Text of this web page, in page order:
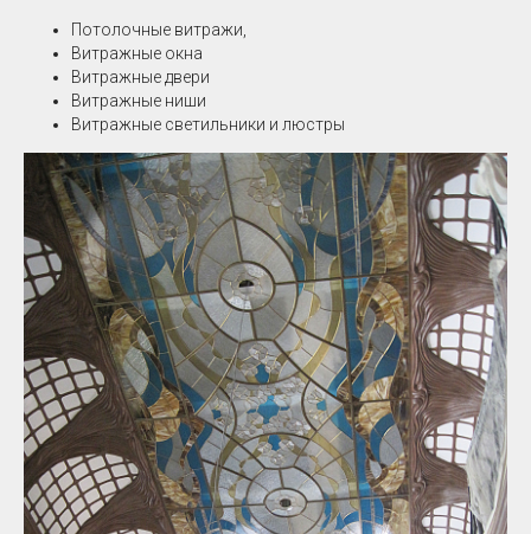
Потолочные витражи,
Витражные окна
Витражные двери
Витражные ниши
Витражные светильники и люстры